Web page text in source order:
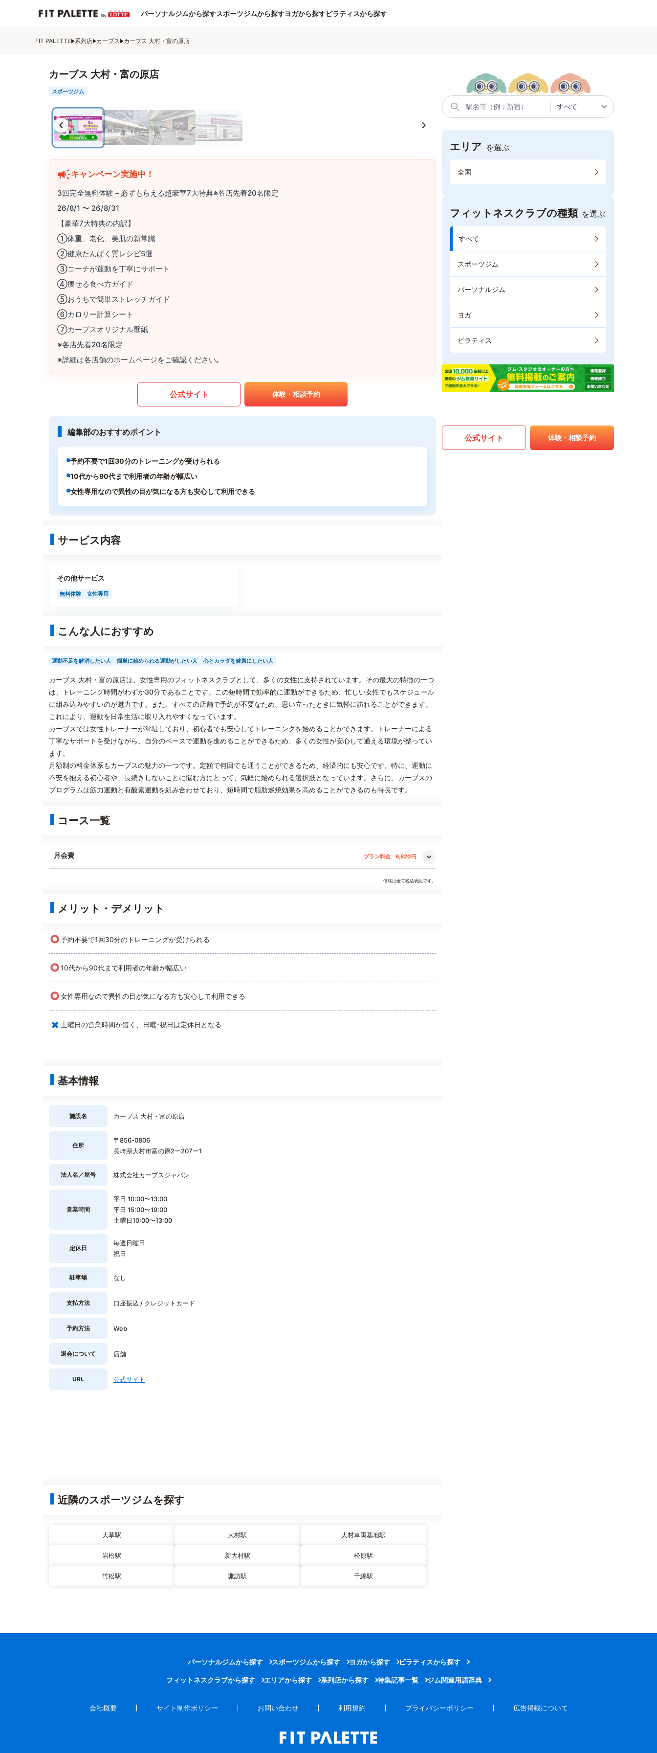
パーソナルジムから探すスポーツジムから探すヨガから探すピラティスから探す
FIT PALETTE 系列店 カーブス カーブス 大村・富の原店
カーブス 大村・富の原店
スポーツジム
キャンペーン実施中！
3回完全無料体験＋必ずもらえる超豪華7大特典※各店先着20名限定
26/8/1 〜 26/8/31
【豪華7大特典の内訳】
①体重、老化、美肌の新常識
②健康たんぱく質レシピ5選
③コーチが運動を丁寧にサポート
④痩せる食べ方ガイド
⑤おうちで簡単ストレッチガイド
⑥カロリー計算シート
⑦カーブスオリジナル壁紙
※各店先着20名限定
※詳細は各店舗のホームページをご確認ください｡
公式サイト 体験・相談予約
編集部のおすすめポイント
予約不要で1回30分のトレーニングが受けられる
10代から90代まで利用者の年齢が幅広い
女性専用なので異性の目が気になる方も安心して利用できる
サービス内容
その他サービス
無料体験 女性専用
こんな人におすすめ
運動不足を解消したい人 簡単に始められる運動がしたい人 心とカラダを健康にしたい人
カーブス 大村・富の原店は、女性専用のフィットネスクラブとして、多くの女性に支持されています。その最大の特徴の一つ
は、トレーニング時間がわずか30分であることです。この短時間で効率的に運動ができるため、忙しい女性でもスケジュール
に組み込みやすいのが魅力です。また、すべての店舗で予約が不要なため、思い立ったときに気軽に訪れることができます。
これにより、運動を日常生活に取り入れやすくなっています。
カーブスでは女性トレーナーが常駐しており、初心者でも安心してトレーニングを始めることができます。トレーナーによる
丁寧なサポートを受けながら、自分のペースで運動を進めることができるため、多くの女性が安心して通える環境が整ってい
ます。
月額制の料金体系もカーブスの魅力の一つです。定額で何回でも通うことができるため、経済的にも安心です。特に、運動に
不安を抱える初心者や、長続きしないことに悩む方にとって、気軽に始められる選択肢となっています。さらに、カーブスの
プログラムは筋力運動と有酸素運動を組み合わせており、短時間で脂肪燃焼効果を高めることができるのも特長です。
コース一覧
月会費 プラン料金 6,820円
価格は全て税込表記です。
メリット・デメリット
○予約不要で1回30分のトレーニングが受けられる
○10代から90代まで利用者の年齢が幅広い
○女性専用なので異性の目が気になる方も安心して利用できる
× 土曜日の営業時間が短く、日曜･祝日は定休日となる
基本情報
施設名 カーブス 大村・富の原店
住所
〒856-0806
長崎県大村市富の原2ー207ー1
法人名／屋号 株式会社カーブスジャパン
営業時間
平日 10:00〜13:00
平日 15:00〜19:00
土曜日10:00〜13:00
定休日
毎週日曜日
祝日
駐車場 なし
支払方法 口座振込 / クレジットカード
予約方法 Web
退会について 店舗
URL 公式サイト
近隣のスポーツジムを探す
大草駅 大村駅 大村車両基地駅
岩松駅 新大村駅 松原駅
竹松駅 諏訪駅 千綿駅
エリア を選ぶ
全国
フィットネスクラブの種類 を選ぶ
すべて
スポーツジム
パーソナルジム
ヨガ
ピラティス
公式サイト 体験・相談予約
パーソナルジムから探す スポーツジムから探す ヨガから探す ピラティスから探す
フィットネスクラブから探す エリアから探す 系列店から探す 特集記事一覧 ジム関連用語辞典
会社概要 サイト制作ポリシー お問い合わせ 利用規約 プライバシーポリシー 広告掲載について